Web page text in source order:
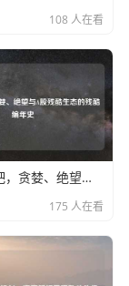
108 人在看
保千里股吧，贪婪、绝望与A股残酷生态的残酷编年史
175 人在看